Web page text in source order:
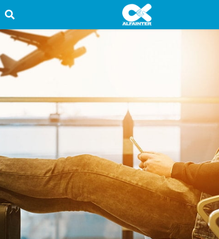
SERVIÇOS
INFORMAÇÕES ÚTEIS
CONTATO
TRABALHE CONOSCO
OUVIDORIA